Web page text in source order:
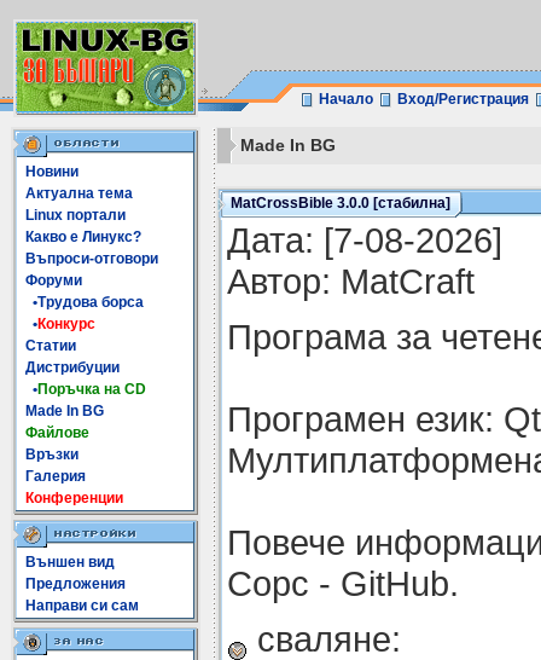
Начало Вход/Регистрация
Новини
Актуална тема
Linux портали
Какво е Линукс?
Въпроси-отговори
Форуми
•Трудова борса
•Конкурс
Статии
Дистрибуции
•Поръчка на CD
Made In BG
Файлове
Връзки
Галерия
Конференции
Външен вид
Предложения
Направи си сам
Made In BG
MatCrossBible 3.0.0 [стабилна]
Датa: [7-08-2026]
Автор: MatCraft
Програма за
Програмен език:
Повече
Сорс - GitHub.
сваляне: